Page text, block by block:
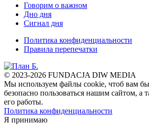
Говорим о важном
Дно дня
Сигнал дня
Политика конфиденциальности
Правила перепечатки
© 2023-2026 FUNDACJA DIW MEDIA
Мы используем файлы cookie, чтоб вам
безопасно пользоваться нашим сайтом, а
его работы.
Политика конфиденциальности
Я принимаю